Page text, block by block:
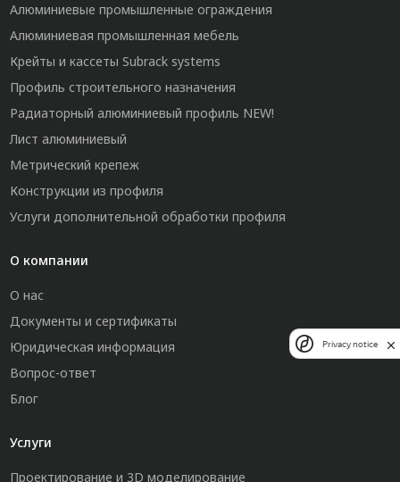
Алюминиевые промышленные ограждения
Алюминиевая промышленная мебель
Крейты и кассеты Subrack systems
Профиль строительного назначения
Радиаторный алюминиевый профиль NEW!
Лист алюминиевый
Метрический крепеж
Конструкции из профиля
Услуги дополнительной обработки профиля
О компании
О нас
Документы и сертификаты
Юридическая информация
Вопрос-ответ
Блог
Услуги
Проектирование и 3D моделирование
Privacy notice